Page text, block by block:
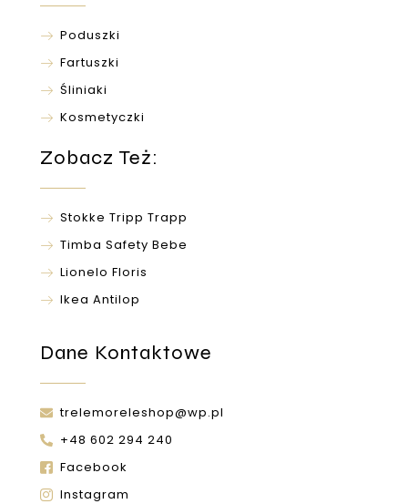
Poduszki
Fartuszki
Śliniaki
Kosmetyczki
Zobacz Też:
Stokke Tripp Trapp
Timba Safety Bebe
Lionelo Floris
Ikea Antilop
Dane Kontaktowe
trelemoreleshop@wp.pl
+48 602 294 240
Facebook
Instagram